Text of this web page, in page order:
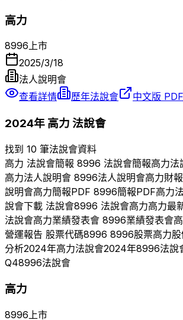
高力
8996上市
2025/3/18
法人說明會
查看詳情
歷年法說會 中文版 PDF
2024年 高力 法說會
找到 10 筆法說會資料
高力 法說會簡報 8996 法說會簡報高力法
高力法人說明會 8996法人說明會高力財
說明會高力簡報PDF 8996簡報PDF高力
說會下載 法說會8996 法說會高力高力最
法說會高力業績發表會 8996業績發表會
營運報告 股票代碼8996 8996股票高力
分析2024年高力法說會2024年8996法說
Q48996法說會
高力
8996上市